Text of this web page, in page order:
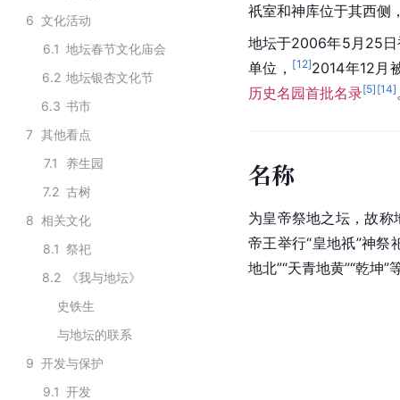
6 文化活动
6.1 地坛春节文化庙会
6.2 地坛银杏文化节
6.3 书市
7 其他看点
7.1
养生园
7.2 古树
8 相关文化
8.1 祭祀
8.2
《我与地坛》
史铁生
与地坛的联系
9 开发与保护
9.1 开发
祇室和神库位于其西侧
地坛于2006年5月25日
单位， [12]2014年12月
历史名园首批名录[5] [14]
名称
为皇帝祭地之坛，故
帝王举行“皇地祇”神祭
地北”“天青地黄”“乾坤